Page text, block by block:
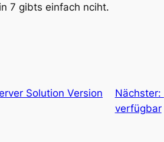
7 gibts einfach nciht.
Solution Version
Nächster:
verfügbar